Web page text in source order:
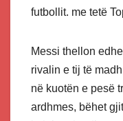
futbollit. me tetë
Messi thellon
rivalin e tij të
në kuotën e pesë
ardhmes, bëhet